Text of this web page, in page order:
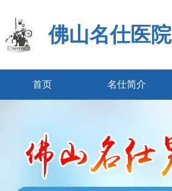
佛山名仕医院
首页 名仕简介